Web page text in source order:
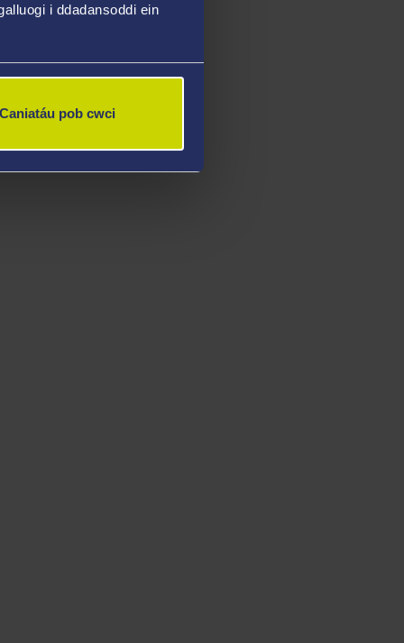
i ddadansoddi ein
Caniatáu pob cwci